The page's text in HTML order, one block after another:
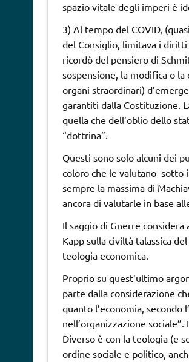
spazio vitale degli imperi è
3) Al tempo del COVID,
del Consiglio, limitava i diritti
ricordò del pensiero di
sospensione, la modifica o
organi straordinari)
garantiti dalla Costituzione.
quella che dell’oblio dello
“dottrina”.
Questi sono solo alcuni dei
coloro che le valutano sotto
sempre la massima di
ancora di valutarle in base
Il saggio di Gnerre considera
Kapp sulla civiltà talassica
teologia economica.
Proprio su quest’ultimo
parte dalla considerazione
quanto l’economia, secondo
nell’organizzazione
Diverso è con la teologia (e
ordine sociale e politico,